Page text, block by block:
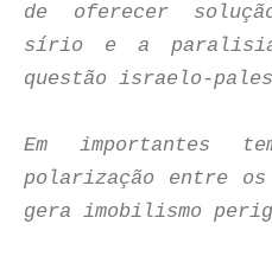
de oferecer
sírio e a paralisia
questão israelo-
Em importantes
polarização entre os
gera imobilismo